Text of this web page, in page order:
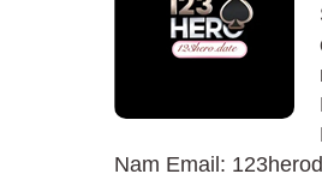
Nam Email: